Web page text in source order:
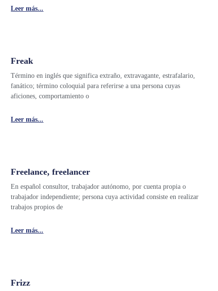
Leer más...
Freak
Término en inglés que significa extraño, extravagante, estrafalario,
fanático; término coloquial para referirse a una persona cuyas
aficiones, comportamiento o
Leer más...
Freelance, freelancer
En español consultor, trabajador autónomo, por cuenta propia o
trabajador independiente; persona cuya actividad consiste en realizar
trabajos propios de
Leer más...
Frizz